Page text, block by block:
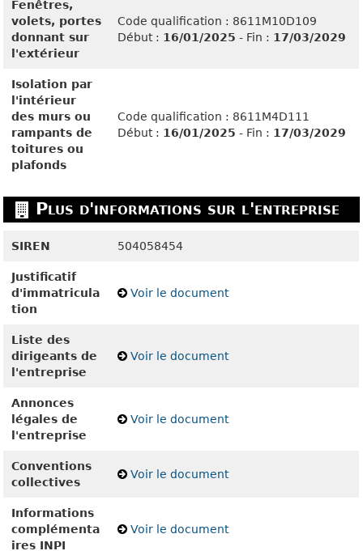
Fenêtres,
volets, portes
donnant sur
l'extérieur
Code qualification : 8611M10D109
Début : 16/01/2025 - Fin : 17/03/2029
Isolation par
l'intérieur
des murs ou
rampants de
toitures ou
plafonds
Code qualification : 8611M4D111
Début : 16/01/2025 - Fin : 17/03/2029
Plus d'informations sur l'entreprise
SIREN 504058454
Justificatif
d'immatricula
tion
Voir le document
Liste des
dirigeants de
l'entreprise
Voir le document
Annonces
légales de
l'entreprise
Voir le document
Conventions
collectives
Voir le document
Informations
complémenta
ires INPI
Voir le document